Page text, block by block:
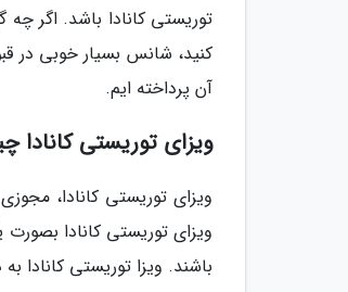
توریستی کانادا باشد. اگر چه
کنید، شانس بسیار خوبی در
آن پرداخته ایم.
ویزای توریستی کانادا
ویزای توریستی کانادا،
ویزای توریستی کانادا بصورت
باشند. ویزا توریستی